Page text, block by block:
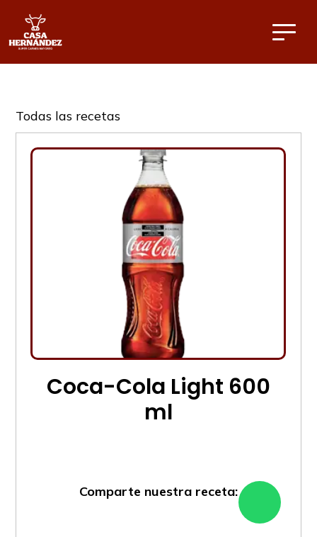
Todas las recetas
Coca-Cola Light 600
ml
Comparte nuestra receta: